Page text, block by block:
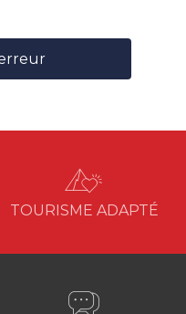
TOURISME ADAPTÉ